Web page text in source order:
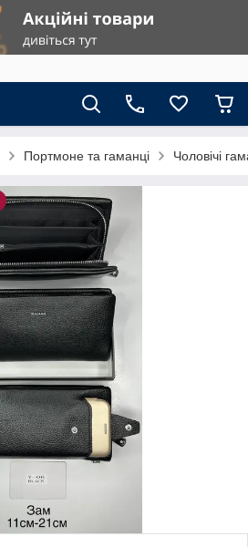
Портмоне та гаманці Чоловічі